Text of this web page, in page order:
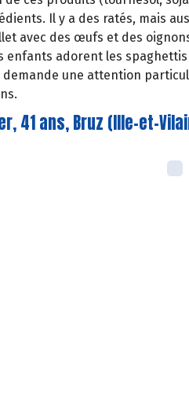
Il y a des ratés, mais
avec des œufs et des
enfants adorent les
demande une attention
41 ans, Bruz (Ille-et-